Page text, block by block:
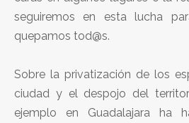
seguiremos en esta lucha
quepamos tod@s.
Sobre la privatización de los
ciudad y el despojo del
ejemplo en Guadalajara ha